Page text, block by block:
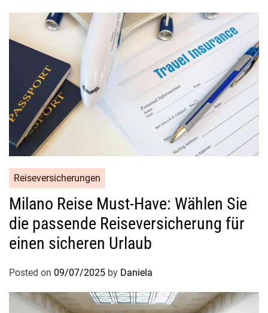
Reiseversicherungen
Milano Reise Must-Have: Wählen Sie
die passende Reiseversicherung für
einen sicheren Urlaub
Posted on 09/07/2025 by Daniela